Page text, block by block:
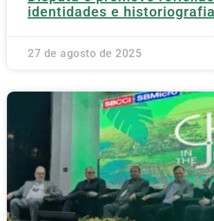
identidades e historiografia
27 de agosto de 2025